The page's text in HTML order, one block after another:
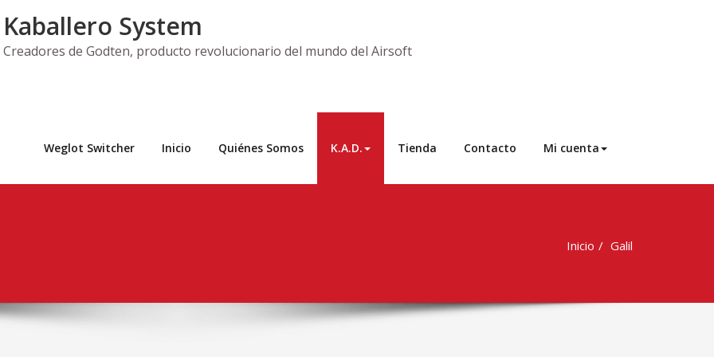
Kaballero System
Creadores de Godten, producto revolucionario del mundo del Airsoft
Weglot Switcher Inicio Quiénes Somos K.A.D. Tienda Contacto Mi cuenta
Inicio Galil